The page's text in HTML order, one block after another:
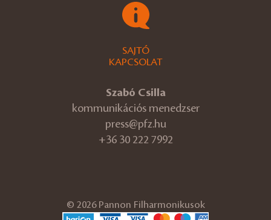
SAJTÓ
KAPCSOLAT
Szabó Csilla
kommunikációs menedzser
press@pfz.hu
+36 30 222 7992
© 2026 Pannon Filharmonikusok